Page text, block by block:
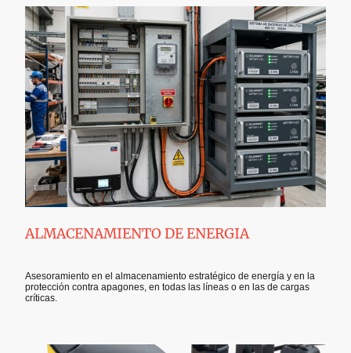
ALMACENAMIENTO DE ENERGIA
Asesoramiento en el almacenamiento estratégico de energía y en la
protección contra apagones, en todas las líneas o en las de cargas
críticas.